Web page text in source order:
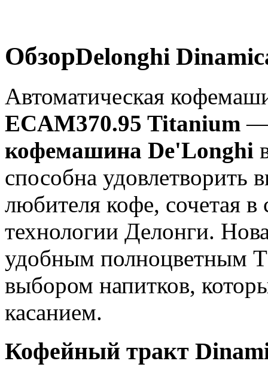
ОбзорDelonghi
Автоматическая
ECAM370.95 Titanium —
кофемашина De'Longhi
способна удовлетворить
любителя кофе, сочетая в
технологии Делонги.
удобным полноцветным
выбором напитков,
касанием.
Кофейный тракт